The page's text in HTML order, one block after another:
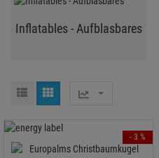
Inflatables - Aufblasbares
- 3 %